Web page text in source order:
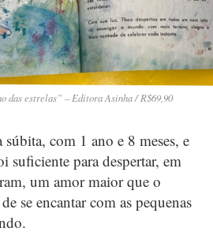
das estrelas” – Editora Asinha / R$69,90
com 1 ano e 8 meses, e
suficiente para despertar, em
um amor maior que o
se encantar com as pequenas